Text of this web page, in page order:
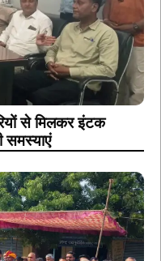
से मिलकर इंटक
समस्याएं